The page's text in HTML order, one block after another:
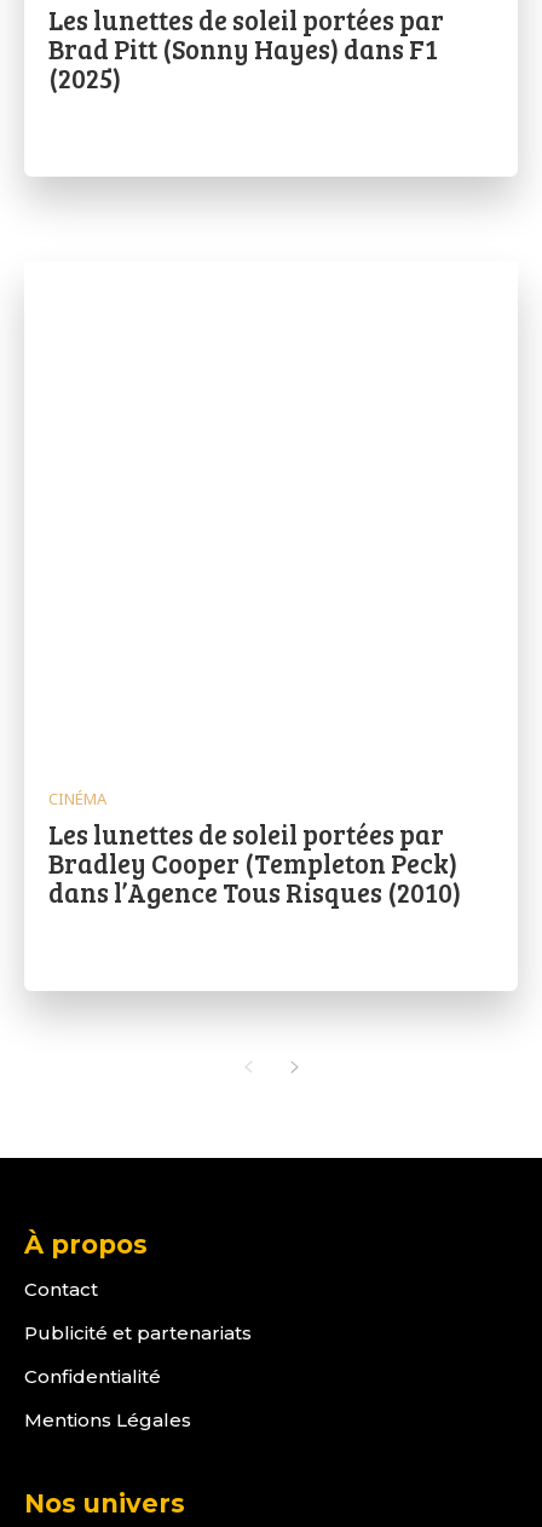
Les lunettes de soleil portées par
Brad Pitt (Sonny Hayes) dans F1
(2025)
CINÉMA
Les lunettes de soleil portées par
Bradley Cooper (Templeton Peck)
dans l’Agence Tous Risques (2010)
À propos
Contact
Publicité et partenariats
Confidentialité
Mentions Légales
Nos univers